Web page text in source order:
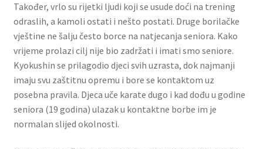
Također, vrlo su rijetki ljudi koji se usude doći na trening
odraslih, a kamoli ostati i nešto postati. Druge borilačke
vještine ne šalju često borce na natjecanja seniora. Kako
vrijeme prolazi cilj nije bio zadržati i imati smo seniore.
Kyokushin se prilagodio djeci svih uzrasta, dok najmanji
imaju svu zaštitnu opremu i bore se kontaktom uz
posebna pravila. Djeca uče karate dugo i kad dođu u godine
seniora (19 godina) ulazak u kontaktne borbe im je
normalan slijed okolnosti.